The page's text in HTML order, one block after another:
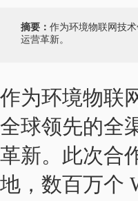
摘要： 作为环境物联网技
运营革新。
作为环境物联
全球领先的全
革新。此次合
地，数百万个